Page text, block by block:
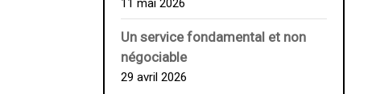
11 mai 2026
Un service fondamental et non
négociable
29 avril 2026